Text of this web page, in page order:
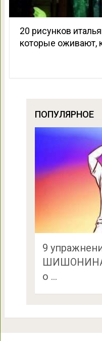
20 рисунков
которые оживают,
ПОПУЛЯРНОЕ
9
о …